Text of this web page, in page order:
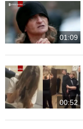
01:09
00:52